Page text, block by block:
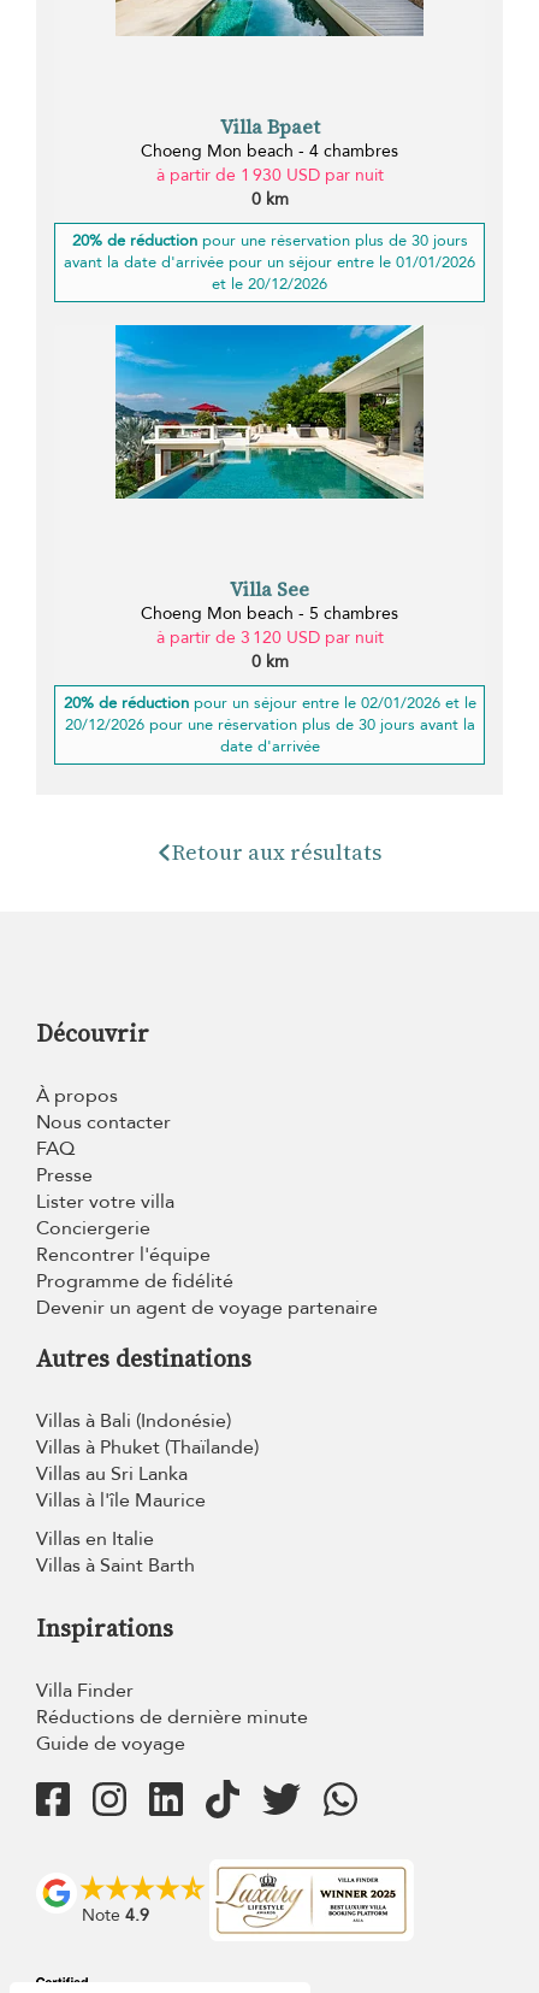
Villa Bpaet
Choeng Mon beach - 4 chambres
à partir de 1 930 USD par nuit
0 km
20% de réductionpour une réservation plus de 30 jours
avant la date d'arrivée pour un séjour entre le 01/01/2026
et le 20/12/2026
Villa See
Choeng Mon beach - 5 chambres
à partir de 3 120 USD par nuit
0 km
20% de réductionpour un séjour entre le 02/01/2026 et le
20/12/2026 pour une réservation plus de 30 jours avant la
date d'arrivée
Retour aux résultats
Découvrir
À propos
Nous contacter
FAQ
Presse
Lister votre villa
Conciergerie
Rencontrer l'équipe
Programme de fidélité
Devenir un agent de voyage partenaire
Autres destinations
Villas à Bali (Indonésie)
Villas à Phuket (Thaïlande)
Villas au Sri Lanka
Villas à l'île Maurice
Villas en Italie
Villas à Saint Barth
Inspirations
Villa Finder
Réductions de dernière minute
Guide de voyage
Note 4.9